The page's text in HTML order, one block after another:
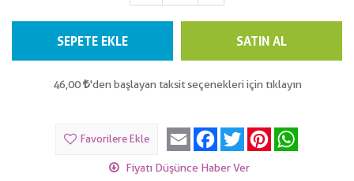
SEPETE EKLE SATIN AL
46,00 'den başlayan taksit seçenekleri için tıklayın
Favorilere Ekle Email Facebook
Twitter Pinterest
Fiyatı Düşünce Haber Ver